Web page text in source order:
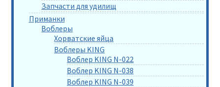
Запчасти для удилищ
Приманки
Воблеры
Хорватские яйца
Воблеры KING
Воблер KING N-022
Воблер KING N-038
Воблер KING N-039